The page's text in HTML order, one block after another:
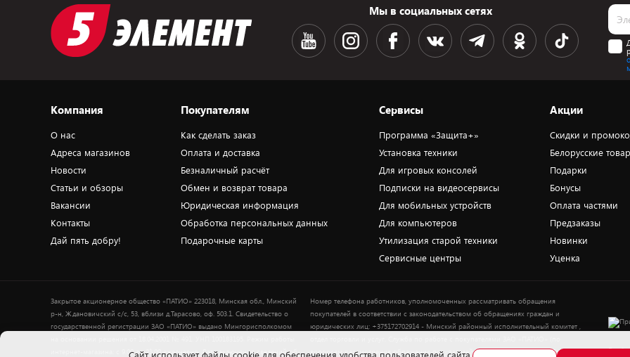
Мы в социальных сетях
Компания
О нас
Адреса магазинов
Новости
Статьи и обзоры
Вакансии
Контакты
Дай пять добру!
Покупателям
Как сделать заказ
Оплата и доставка
Безналичный расчёт
Обмен и возврат товара
Юридическая информация
Обработка персональных данных
Подарочные карты
Сервисы
Программа «Защита+»
Установка техники
Для игровых консолей
Подписки на видеосервисы
Для мобильных устройств
Для компьютеров
Утилизация старой техники
Сервисные центры
Акции
Скидки и
Белорусские
Подарки
Бонусы
Оплата частями
Предзаказы
Новинки
Уценка
Закрытое акционерное общество «ПАТИО» 223018, Минская обл., Минский
р-н, Ждановичский с/с, 53, вблизи д.Тарасово, оф. 503.1. Свидетельство о
государственной регистрации ЗАО «ПАТИО» выдано Мингорисполкомом
интернет-магазина: с 9.00 до 21.00 ежедневно. Дата включения сведений об
Номер телефона работников, уполномоченных рассматривать обращения
покупателей в соответствии с законодательством об обращениях граждан и
юридических лиц: +375172702914 - Минский районный исполнительный комитет ,
вопросам рассмотрения обращения покупателей о нарушении их прав): Тел.: